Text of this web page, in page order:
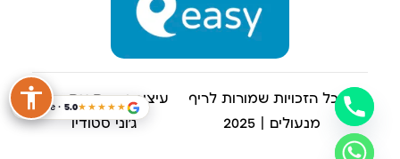
© כל הזכויות שמורות לריף
מנעולים | 2025
עיצוב ובניית אתרים |
ג'וני סטודיו
★★★★★
Google · 5.0